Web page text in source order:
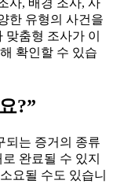
한 유형의 사건을
춤형 조사가 이
확인할 수 있습
?”
되는 증거의 종류
완료될 수 있지
요될 수도 있습니